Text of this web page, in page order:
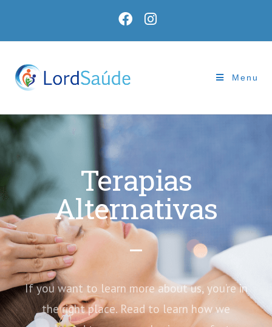
Menu
Terapias
Alternativas
If you want to learn more about us, you’re in
the right place. Read to learn how we